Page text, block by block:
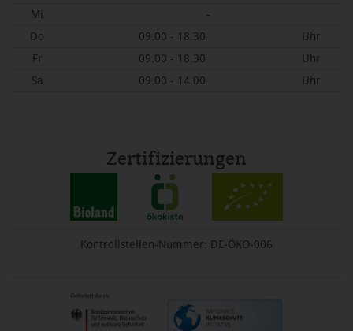
Mi
-
Do
09.00 - 18.30
Uhr
Fr
09.00 - 18.30
Uhr
Sa
09.00 - 14.00 Uhr
Zertifizierungen
Kontrollstellen-Nummer: DE-ÖKO-006